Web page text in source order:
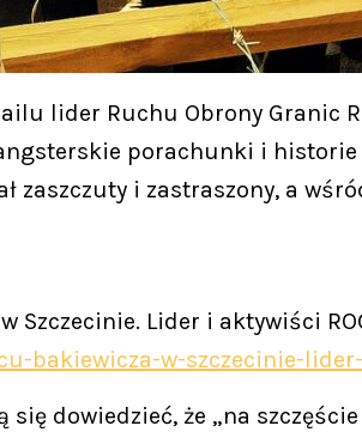
lider Ruchu Obrony Granic
porachunki i historie
zaszczuty i zastraszony, a
Szczecinie. Lider i aktywiści
bakiewicza-w-szczecinie-
dowiedzieć, że „na